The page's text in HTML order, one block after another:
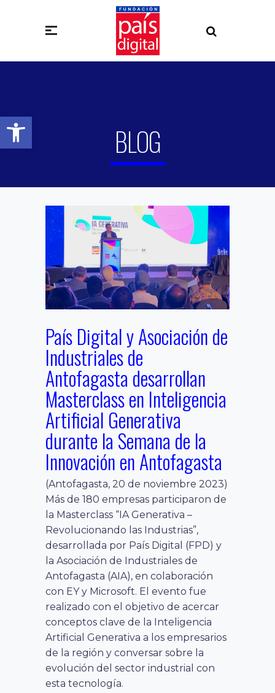
Abrir barra de herramientas
BLOG
País Digital y Asociación de
Industriales de
Antofagasta desarrollan
Masterclass en Inteligencia
Artificial Generativa
durante la Semana de la
Innovación en Antofagasta
(Antofagasta, 20 de noviembre 2023)
Más de 180 empresas participaron de
la Masterclass “IA Generativa –
Revolucionando las Industrias”,
desarrollada por País Digital (FPD) y
la Asociación de Industriales de
Antofagasta (AIA), en colaboración
con EY y Microsoft. El evento fue
realizado con el objetivo de acercar
conceptos clave de la Inteligencia
Artificial Generativa a los empresarios
de la región y conversar sobre la
evolución del sector industrial con
esta tecnología.